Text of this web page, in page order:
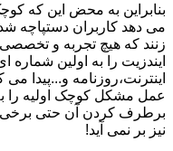
بنابراین به محض این که
می دهد کاربران دستپاچه
زنند که هیچ تجربه و تخصصی
ایندزیت را به اولین شماره
اینترنت،روزنامه و...پیدا
عمل مشکل کوچک اولیه را
برطرف کردن آن حتی برخی
نیز بر نمی آید!